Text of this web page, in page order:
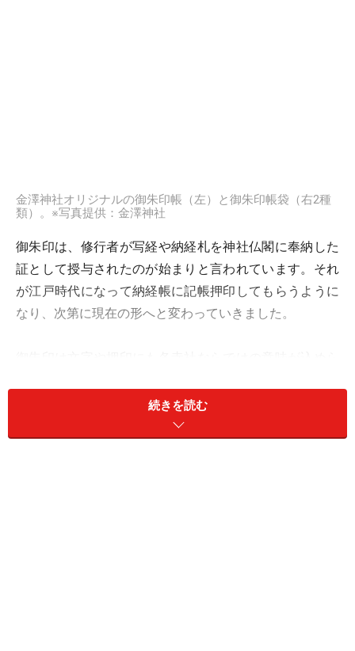
金澤神社オリジナルの御朱印帳（左）と御朱印帳袋（右2種
類）。※写真提供：金澤神社
御朱印は、修行者が写経や納経札を神社仏閣に奉納した
証として授与されたのが始まりと言われています。それ
が江戸時代になって納経帳に記帳押印してもらうように
なり、次第に現在の形へと変わっていきました。
異なり、まさに一期一会。そのご縁を大切に御朱印集め
続きを読む